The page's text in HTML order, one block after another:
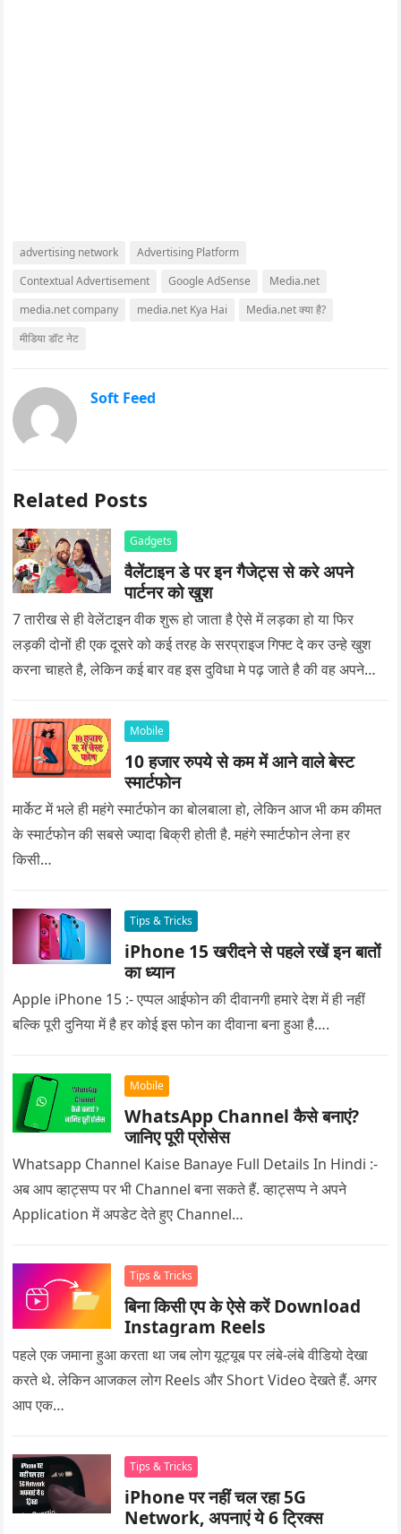
advertising network
Advertising Platform
Contextual Advertisement
Google AdSense
Media.net
media.net company
media.net Kya Hai
Media.net क्या है?
मीडिया डॉट नेट
Soft Feed
Related Posts
Gadgets
वैलेंटाइन डे पर इन गैजेट्स से करे अपने
पार्टनर को खुश
7 तारीख से ही वेलेंटाइन वीक शुरू हो जाता है ऐसे में लड़का हो या फिर
लड़की दोनों ही एक दूसरे को कई तरह के सरप्राइज गिफ्ट दे कर उन्हे खुश
करना चाहते है, लेकिन कई बार वह इस दुविधा मे पढ़ जाते है की वह अपने
Mobile
10 हजार रुपये से कम में आने वाले बेस्ट
स्मार्टफोन
मार्केट में भले ही महंगे स्मार्टफोन का बोलबाला हो, लेकिन आज भी कम कीमत
के स्मार्टफोन की सबसे ज्यादा बिक्री होती है. महंगे स्मार्टफोन लेना हर
किसी…
Tips & Tricks
iPhone 15 खरीदने से पहले रखें इन बातों
का ध्यान
Apple iPhone 15 :- एप्पल आईफोन की दीवानगी हमारे देश में ही नहीं
बल्कि पूरी दुनिया में है हर कोई इस फोन का दीवाना बना हुआ है….
Mobile
WhatsApp Channel कैसे बनाएं?
जानिए पूरी प्रोसेस
Whatsapp Channel Kaise Banaye Full Details In Hindi :-
अब आप व्हाट्सप्प पर भी Channel बना सकते हैं. व्हाट्सप्प ने अपने
Application में अपडेट देते हुए Channel…
Tips & Tricks
बिना किसी एप के ऐसे करें Download
Instagram Reels
पहले एक जमाना हुआ करता था जब लोग यूट्यूब पर लंबे-लंबे वीडियो देखा
करते थे. लेकिन आजकल लोग Reels और Short Video देखते हैं. अगर
आप एक…
Tips & Tricks
iPhone पर नहीं चल रहा 5G
Network, अपनाएं ये 6 ट्रिक्स